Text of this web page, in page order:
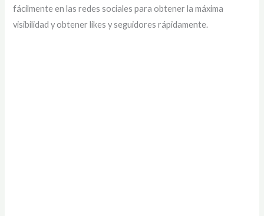
fácilmente en las redes sociales para obtener la máxima
visibilidad y obtener likes y seguidores rápidamente.